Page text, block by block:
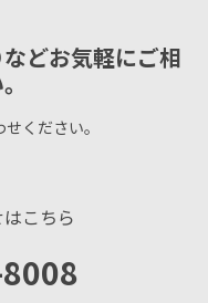
どお気軽にご相
ください。
こちら